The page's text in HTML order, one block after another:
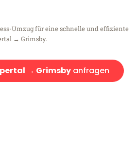
Umzug für eine schnelle und effiziente
→ Grimsby.
→ Grimsbyanfragen